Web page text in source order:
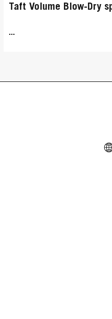
Taft Volume Blow-Dry
...